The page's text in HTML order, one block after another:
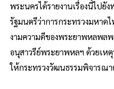
พระนครได้รายงานเรื่องนี้ไปยั
รัฐมนตรีว่าการกระทรวงมหาด
งามความดีของพระยาพหลพลพ
อนุสาวรีย์พระยาพหลฯ ด้วยเห
ให้กระทรวงวัฒนธรรมพิจารณ